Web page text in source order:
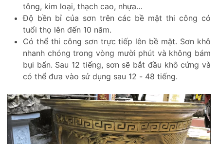
tông, kim loại, thạch cao, nhựa…
Độ bền bỉ của sơn trên các bề mặt thi công có
tuổi thọ lên đến 10 năm.
Có thể thi công sơn trực tiếp lên bề mặt. Sơn khô
nhanh chóng trong vòng mười phút và không bám
bụi bẩn. Sau 12 tiếng, sơn sẽ bắt đầu khô cứng và
có thể đưa vào sử dụng sau 12 - 48 tiếng.